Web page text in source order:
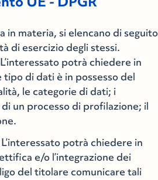
in materia, si elencano di seguito
di esercizio degli stessi.
potrà chiedere in
tipo di dati è in possesso del
le categorie di dati; i
un processo di profilazione; il
potrà chiedere in
e/o l’integrazione dei
del titolare comunicare tali